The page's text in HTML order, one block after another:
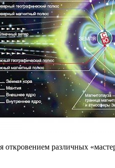
откровением различных